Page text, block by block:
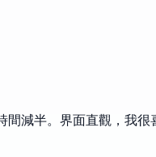
減半。界面直觀，我很